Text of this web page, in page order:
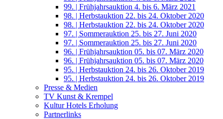
99. | Frühjahrsauktion 4. bis 6. März 2021
98. | Herbstauktion 22. bis 24. Oktober 2020
98. | Herbstauktion 22. bis 24. Oktober 2020
97. | Sommerauktion 25. bis 27. Juni 2020
97. | Sommerauktion 25. bis 27. Juni 2020
96. | Frühjahrsauktion 05. bis 07. März 2020
96. | Frühjahrsauktion 05. bis 07. März 2020
95. | Herbstauktion 24. bis 26. Oktober 2019
95. | Herbstauktion 24. bis 26. Oktober 2019
Presse & Medien
TV Kunst & Krempel
Kultur Hotels Erholung
Partnerlinks